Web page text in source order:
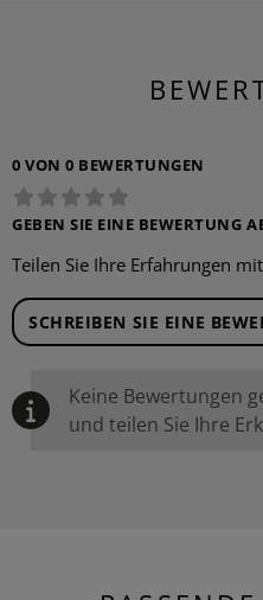
0 VON 0 BEWERTUNGEN
GEBEN SIE EINE BEWERTUNG
Teilen Sie Ihre Erfahrungen
SCHREIBEN SIE EINE
Keine Bewertungen
und teilen Sie Ihre